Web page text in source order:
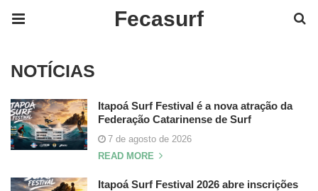
Fecasurf
NOTÍCIAS
Itapoá Surf Festival é a nova atração da
Federação Catarinense de Surf
7 de agosto de 2026
READ MORE
Itapoá Surf Festival 2026 abre inscrições